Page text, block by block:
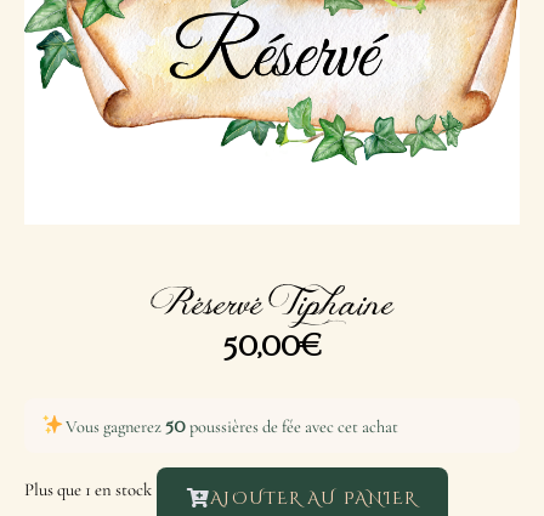
Réservé Tiphaine
50,00€
Vous gagnerez50poussières de fée avec cet achat
Plus que 1 en stock AJOUTER AU PANIER